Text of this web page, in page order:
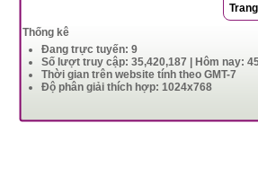
Thống kê
Đang trực tuyến: 9
Số lượt truy cập: 35,420,187 | Hôm nay:
Thời gian trên website tính theo GMT-7
Độ phân giải thích hợp: 1024x768